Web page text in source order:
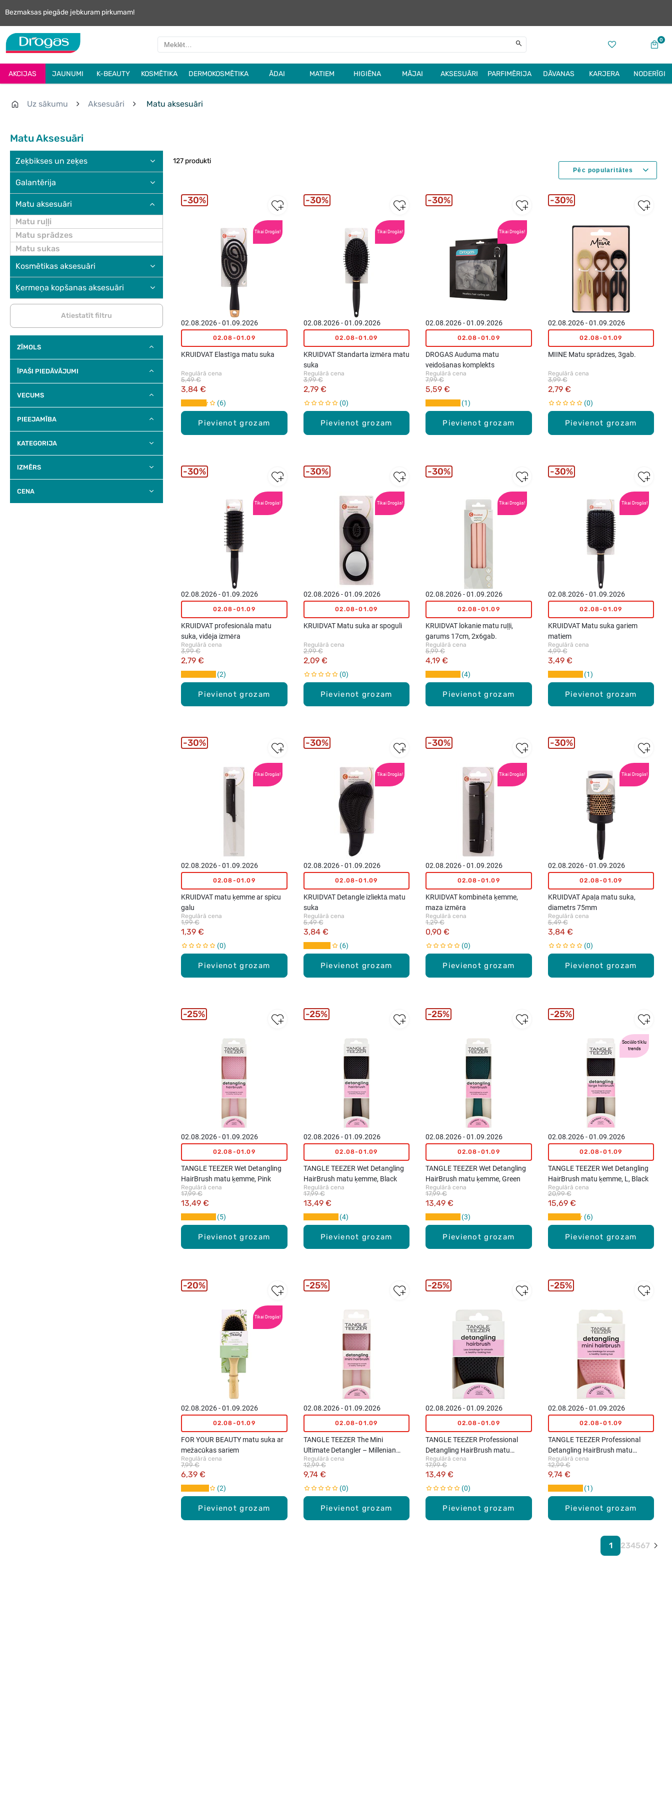
Bezmaksas piegāde jebkuram pirkumam!
0
AKCIJAS JAUNUMI K-BEAUTY KOSMĒTIKA DERMOKOSMĒTIKA ĀDAI MATIEM HIGIĒNA MĀJAI AKSESUĀRI PARFIMĒRIJA DĀVANAS KARJERA NODERĪGI
Uz sākumu Aksesuāri Matu aksesuāri
Matu Aksesuāri
Zeķbikses un zeķes
Galantērija
Matu aksesuāri
Matu ruļļi
Matu sprādzes
Matu sukas
Kosmētikas aksesuāri
Ķermeņa kopšanas aksesuāri
Atiestatīt filtru
ZĪMOLS
ĪPAŠI PIEDĀVĀJUMI
VECUMS
PIEEJAMĪBA
KATEGORIJA
IZMĒRS
CENA
127 produkti
Tikai Drogās!
Pievienot grozam
02.08.2026 - 01.09.2026
02.08-01.09
KRUIDVAT Elastīga matu suka
Regulārā cena
3,84 €
5,49 €
6
30%
Tikai Drogās!
Pievienot grozam
02.08.2026 - 01.09.2026
02.08-01.09
KRUIDVAT Standarta izmēra matu
suka
Regulārā cena
2,79 €
3,99 €
0
30%
Tikai Drogās!
Pievienot grozam
02.08.2026 - 01.09.2026
02.08-01.09
DROGAS Auduma matu
veidošanas komplekts
Regulārā cena
5,59 €
7,99 €
1
30%
Pievienot grozam
02.08.2026 - 01.09.2026
02.08-01.09
MIINE Matu sprādzes, 3gab.
Regulārā cena
2,79 €
3,99 €
0
30%
Tikai Drogās!
Pievienot grozam
02.08.2026 - 01.09.2026
02.08-01.09
KRUIDVAT profesionāla matu
suka, vidēja izmēra
Regulārā cena
2,79 €
3,99 €
2
30%
Tikai Drogās!
Pievienot grozam
02.08.2026 - 01.09.2026
02.08-01.09
KRUIDVAT Matu suka ar spoguli
Regulārā cena
2,09 €
2,99 €
0
30%
Tikai Drogās!
Pievienot grozam
02.08.2026 - 01.09.2026
02.08-01.09
KRUIDVAT lokanie matu ruļļi,
garums 17cm, 2x6gab.
Regulārā cena
4,19 €
5,99 €
4
30%
Tikai Drogās!
Pievienot grozam
02.08.2026 - 01.09.2026
02.08-01.09
KRUIDVAT Matu suka gariem
matiem
Regulārā cena
3,49 €
4,99 €
1
30%
Tikai Drogās!
Pievienot grozam
02.08.2026 - 01.09.2026
02.08-01.09
KRUIDVAT matu ķemme ar spicu
galu
Regulārā cena
1,39 €
1,99 €
0
30%
Tikai Drogās!
Pievienot grozam
02.08.2026 - 01.09.2026
02.08-01.09
KRUIDVAT Detangle izliektā matu
suka
Regulārā cena
3,84 €
5,49 €
6
30%
Tikai Drogās!
Pievienot grozam
02.08.2026 - 01.09.2026
02.08-01.09
KRUIDVAT kombinēta ķemme,
maza izmēra
Regulārā cena
0,90 €
1,29 €
0
30%
Tikai Drogās!
Pievienot grozam
02.08.2026 - 01.09.2026
02.08-01.09
KRUIDVAT Apaļa matu suka,
diametrs 75mm
Regulārā cena
3,84 €
5,49 €
0
30%
Pievienot grozam
02.08.2026 - 01.09.2026
02.08-01.09
TANGLE TEEZER Wet Detangling
HairBrush matu ķemme, Pink
Regulārā cena
13,49 €
17,99 €
5
25%
Pievienot grozam
02.08.2026 - 01.09.2026
02.08-01.09
TANGLE TEEZER Wet Detangling
HairBrush matu ķemme, Black
Regulārā cena
13,49 €
17,99 €
4
25%
Pievienot grozam
02.08.2026 - 01.09.2026
02.08-01.09
TANGLE TEEZER Wet Detangling
HairBrush matu ķemme, Green
Regulārā cena
13,49 €
17,99 €
3
25%
Sociālo tīklu
trends
Pievienot grozam
02.08.2026 - 01.09.2026
02.08-01.09
TANGLE TEEZER Wet Detangling
HairBrush matu ķemme, L, Black
Regulārā cena
15,69 €
20,99 €
6
25%
Tikai Drogās!
Pievienot grozam
02.08.2026 - 01.09.2026
02.08-01.09
FOR YOUR BEAUTY matu suka ar
mežacūkas sariem
Regulārā cena
6,39 €
7,99 €
2
20%
Pievienot grozam
02.08.2026 - 01.09.2026
02.08-01.09
TANGLE TEEZER The Mini
Ultimate Detangler – Millenian
Pink matu suka
Regulārā cena
9,74 €
12,99 €
0
25%
Pievienot grozam
02.08.2026 - 01.09.2026
02.08-01.09
TANGLE TEEZER Professional
Detangling HairBrush matu
ķemme, Panther Black
Regulārā cena
13,49 €
17,99 €
0
25%
Pievienot grozam
02.08.2026 - 01.09.2026
02.08-01.09
TANGLE TEEZER Professional
Detangling HairBrush matu
ķemme Mini, Millenial Pink
Regulārā cena
9,74 €
12,99 €
1
25%
1 234567